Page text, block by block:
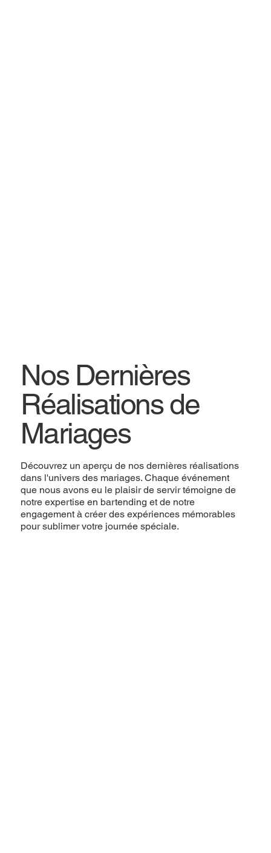
Nos Dernières
Réalisations de
Mariages
Découvrez un aperçu de nos dernières réalisations
dans l'univers des mariages. Chaque événement
que nous avons eu le plaisir de servir témoigne de
notre expertise en bartending et de notre
engagement à créer des expériences mémorables
pour sublimer votre journée spéciale.